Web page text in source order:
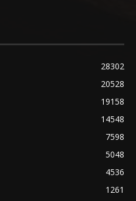
28302
20528
19158
14548
7598
5048
4536
1261